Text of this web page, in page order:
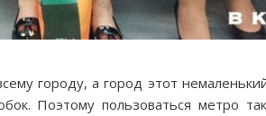
городу, а город этот
Поэтому пользоваться метро